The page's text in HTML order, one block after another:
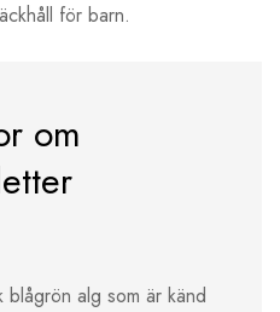
för barn.
om
blågrön alg som är känd